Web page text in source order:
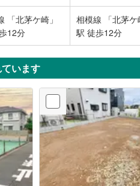
「北茅ケ崎」
12分
相模線 「北茅ケ
駅 徒歩12分
います